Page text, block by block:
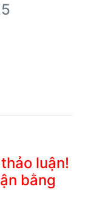
luận!
bằng